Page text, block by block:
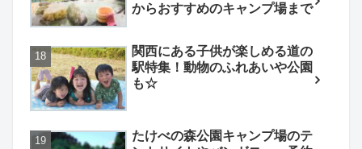
からおすすめのキャンプ場まで
関西にある子供が楽しめる道の
駅特集！動物のふれあいや公園
も☆
たけべの森公園キャンプ場のテ